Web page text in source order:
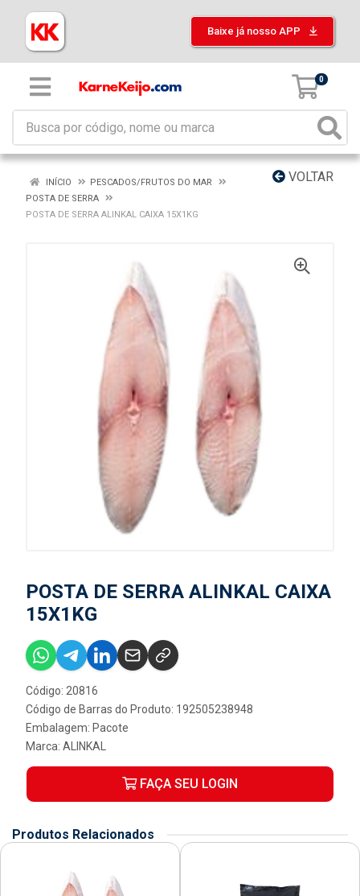
Baixe já nosso APP
0
VOLTAR
INÍCIO
PESCADOS/FRUTOS DO MAR
POSTA DE SERRA
POSTA DE SERRA ALINKAL CAIXA 15X1KG
POSTA DE SERRA ALINKAL CAIXA
15X1KG
Código: 20816
Código de Barras do Produto: 192505238948
Embalagem: Pacote
Marca: ALINKAL
FAÇA SEU LOGIN
Produtos Relacionados